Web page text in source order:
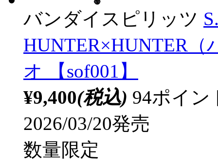
バンダイスピリッツ
HUNTER×HUNTER
オ 【sof001】
¥9,400(税込) 94ポイ
2026/03/20発売
数量限定